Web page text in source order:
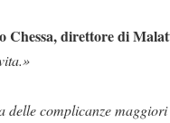
Chessa, direttore di
delle complicanze